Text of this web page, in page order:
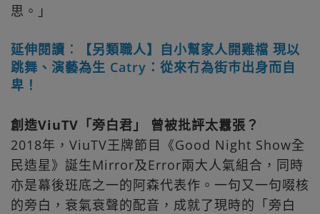
思。」
延伸閱讀︰【另類職人】自小幫家人開雞檔 現以
跳舞、演藝為生 Catry：從來冇為街巿出身而自
卑！
創造ViuTV「旁白君」 曾被批評太囂張？
2018年，ViuTV王牌節目《Good Night Show全
民造星》誕生Mirror及Error兩大人氣組合，同時
亦是幕後班底之一的阿森代表作。一句又一句啜核
的旁白，衰氣衰聲的配音，成就了現時的「旁白